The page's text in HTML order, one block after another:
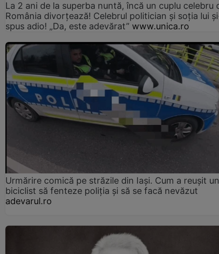
La 2 ani de la superba nuntă, încă un cuplu celebru
România divorțează! Celebrul politician și soția lui
spus adio! „Da, este adevărat” www.unica.ro
Urmărire comică pe străzile din Iași. Cum a reușit un
biciclist să fenteze poliția și să se facă nevăzut
adevarul.ro